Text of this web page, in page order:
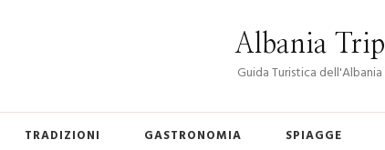
Albania Trip
Guida Turistica dell'Albania
TRADIZIONI GASTRONOMIA SPIAGGE